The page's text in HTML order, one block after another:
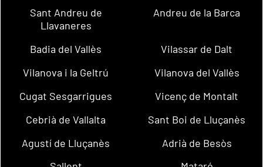
Sant Andreu de
Llavaneres
Andreu de la Barca
Badia del Vallès
Vilassar de Dalt
Vilanova i la Geltrú
Vilanova del Vallès
Cugat Sesgarrigues
Vicenç de Montalt
Cebrià de Vallalta
Sant Boi de Lluçanès
Agustí de Lluçanès
Adrià de Besòs